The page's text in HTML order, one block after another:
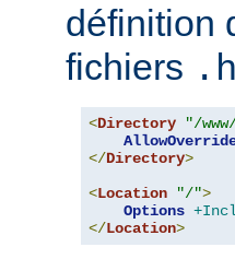
définition
fichiers
<Directory "/
</Directory>
<Location "/">
Options
</Location>